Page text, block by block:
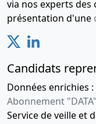
via nos experts des
présentation d'une
Candidats
Données enrichies :
Abonnement "DATA"
Service de veille et